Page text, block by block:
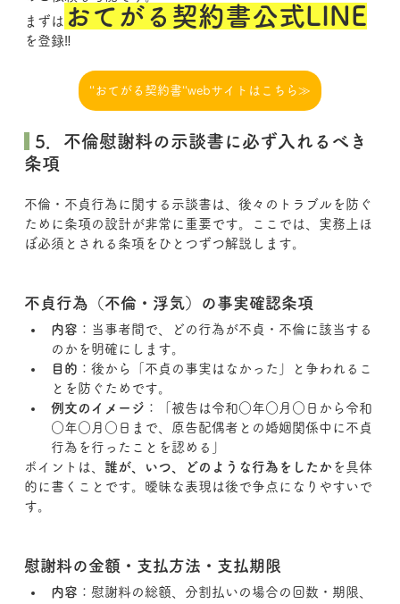
まずは おてがる契約書公式LINE
を登録‼
‘‘おてがる契約書‘‘webサイトはこちら≫
5．不倫慰謝料の示談書に必ず入れるべき
条項
不倫・不貞行為に関する示談書は、後々のトラブルを防ぐ
ために条項の設計が非常に重要です。ここでは、実務上ほ
ぼ必須とされる条項をひとつずつ解説します。
不貞行為（不倫・浮気）の事実確認条項
内容 ：当事者間で、どの行為が不貞・不倫に該当する
のかを明確にします。
目的 ：後から「不貞の事実はなかった」と争われるこ
とを防ぐためです。
例文のイメージ ：「被告は令和○年○月○日から令和
○年○月○日まで、原告配偶者との婚姻関係中に不貞
行為を行ったことを認める」
ポイントは、 誰が、いつ、どのような行為をしたか を具体
的に書くことです。曖昧な表現は後で争点になりやすいで
す。
慰謝料の金額・支払方法・支払期限
内容 ：慰謝料の総額、分割払いの場合の回数・期限、